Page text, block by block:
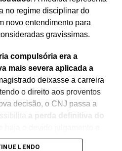
no regime disciplinar do
novo entendimento para
gravíssimas.
compulsória era a
mais severa aplicada a
deixasse a carreira
o direito aos proventos
decisão, o CNJ passa a
a perda definitiva do
LENDO